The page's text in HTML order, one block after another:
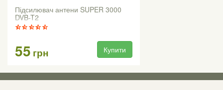
Підсилювач антени SUPER 3000
DVB-T2
55 грн Купити